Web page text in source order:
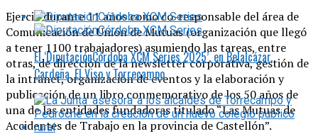
Ejerció durante 11 años como co-responsable del área de
Comunicación de Unión de Mutuas (organización que llegó
a tener 1100 trabajadores) asumiendo las tareas, entre
otras, de dirección de la newsletter corporativa, gestión de
la intranet, organización de eventos y la elaboración y
publicación de un libro conmemorativo de los 50 años de
una de las entidades fundadoras titulado “Las Mutuas de
Accidentes de Trabajo en la provincia de Castellón”.
El ‘DiputaciónCórdoba XCM Series 2025’, en Belalcázar,
Cardeña, El Viso y Torrecampo